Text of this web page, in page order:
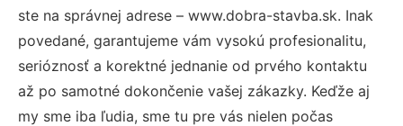
ste na správnej adrese – www.dobra-stavba.sk. Inak
povedané, garantujeme vám vysokú profesionalitu,
serióznosť a korektné jednanie od prvého kontaktu
až po samotné dokončenie vašej zákazky. Keďže aj
my sme iba ľudia, sme tu pre vás nielen počas